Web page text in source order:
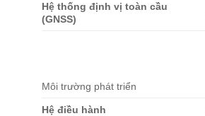
Hệ thống định vị toàn cầu
(GNSS)
Môi trường phát triển
Hệ điều hành